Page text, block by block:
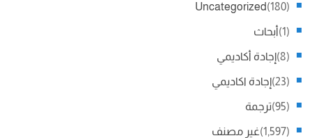
Uncategorized (180)
أبحاث (1)
إجادة أكاديمي (8)
إجادة اكاديمي (23)
ترجمة (95)
غير مصنف (1,597)